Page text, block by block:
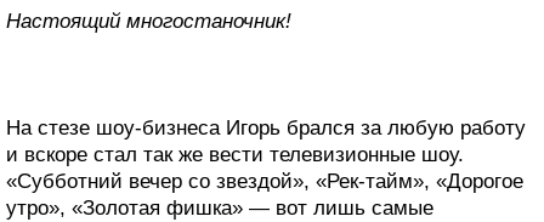
Настоящий многостаночник!
На стезе шоу-бизнеса Игорь брался за любую работу
и вскоре стал так же вести телевизионные шоу.
«Субботний вечер со звездой», «Рек-тайм», «Дорогое
утро», «Золотая фишка» — вот лишь самые